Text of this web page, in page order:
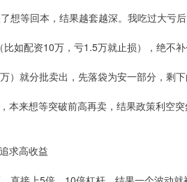
等回本，结果越套越深。我吃过大亏后
如配资10万，亏1.5万就止损），绝不
）就分批卖出，先落袋为安一部分，剩下
本来想等突破前高再卖，结果政策利空
求高收益